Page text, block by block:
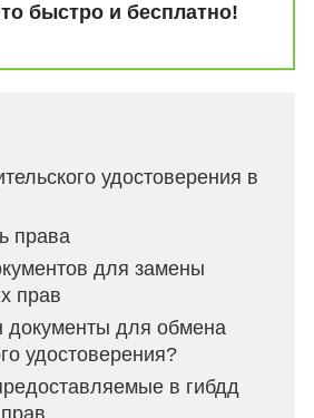
быстро и бесплатно!
удостоверения в
права
для замены
прав
документы для обмена
удостоверения?
в гибдд